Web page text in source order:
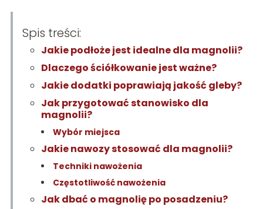
Spis treści:
Jakie podłoże jest idealne dla magnolii?
Dlaczego ściółkowanie jest ważne?
Jakie dodatki poprawiają jakość gleby?
Jak przygotować stanowisko dla
magnolii?
Wybór miejsca
Jakie nawozy stosować dla magnolii?
Techniki nawożenia
Częstotliwość nawożenia
Jak dbać o magnolię po posadzeniu?